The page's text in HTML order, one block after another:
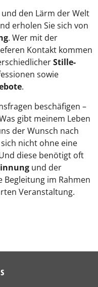
den Lärm der Welt
erholen Sie sich von
. Wer mit der
Kontakt kommen
Stille-
sowie
.
beschäfigen –
gibt meinem Leben
der Wunsch nach
nicht ohne eine
diese benötigt oft
und der
Begleitung im Rahmen
Veranstaltung.